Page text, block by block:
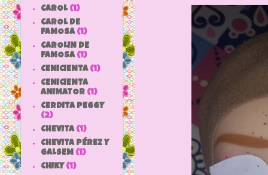
CAROL (1)
CAROL DE
FAMOSA (1)
CAROLIN DE
FAMOSA (1)
CENICIENTA (1)
CENICIENTA
ANIMATOR (1)
CERDITA PEGGY
(2)
CHEVITA (1)
CHEVITA PÉREZ Y
GALSEM (1)
CHIKY (1)